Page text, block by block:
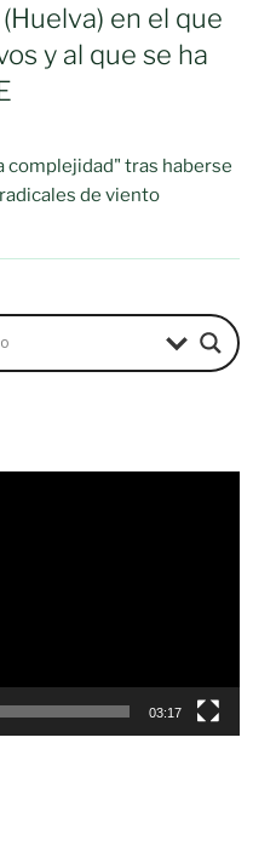
en el que
y al que se ha
complejidad" tras haberse
de viento
03:17